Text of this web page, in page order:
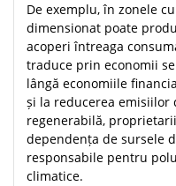
De exemplu, în zonele
dimensionat poate
acoperi întreaga
traduce prin economii
lângă economiile
și la reducerea emisiilor
regenerabilă,
dependența de sursele
responsabile pentru
climatice.